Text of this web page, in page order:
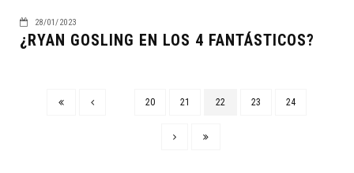
28/01/2023
¿RYAN GOSLING EN LOS 4 FANTÁSTICOS?
20 21 22 23 24